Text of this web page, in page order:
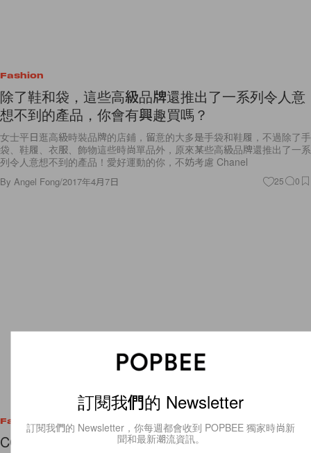
Fashion
除了鞋和袋，這些高級品牌還推出了一系列令人意
想不到的產品，你會有興趣買嗎？
女士平日逛高級時裝品牌的店鋪，留意的大多是手袋和鞋履，不過除了手
袋、鞋履、衣服、飾物這些時尚單品外，原來某些高級品牌還推出了一系
列令人意想不到的產品！愛好運動的你，不妨考慮 Chanel
By Angel Fong/2017年4月7日 25 0
Fashion
COS 最新造型目錄：簡約不一定黑白灰，就為春
訂閱我們的 Newsletter
訂閱我們的 Newsletter，你每週都會收到 POPBEE 獨家時尚新
聞和最新潮流資訊。